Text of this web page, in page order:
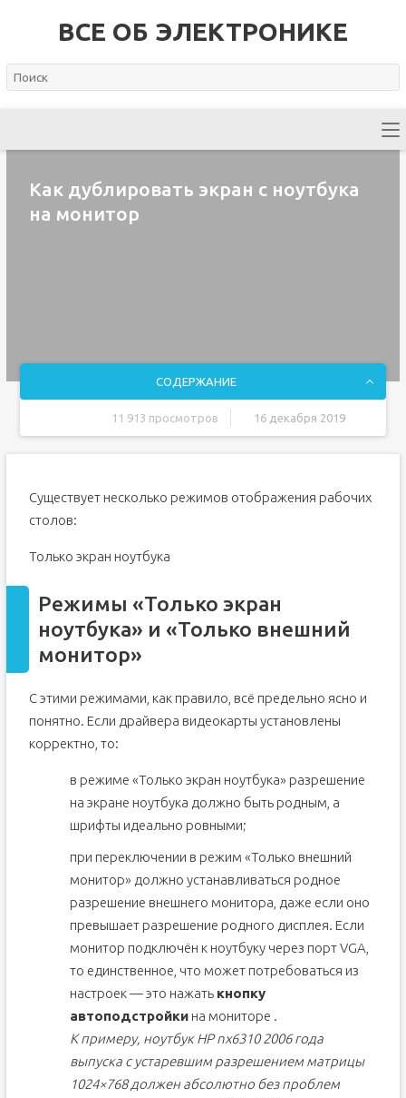
ВСЕ ОБ ЭЛЕКТРОНИКЕ
Как дублировать экран с ноутбука
на монитор
СОДЕРЖАНИЕ
11 913 просмотров 16 декабря 2019
внешнего монитора
1. Режим клонирования (дублирования)
Напрямую кабелем
Средствами системы
Подключаем монитор к ноутбуку через HDMI кабель
Настройка монитора (второго экрана) на ноутбуке с
Windows 10
Существует несколько режимов отображения рабочих
столов:
Только экран ноутбука
Режимы «Только экран
ноутбука» и «Только внешний
монитор»
С этими режимами, как правило, всё предельно ясно и
понятно. Если драйвера видеокарты установлены
корректно, то:
в режиме «Только экран ноутбука» разрешение
на экране ноутбука должно быть родным, а
шрифты идеально ровными;
при переключении в режим «Только внешний
монитор» должно устанавливаться родное
разрешение внешнего монитора, даже если оно
превышает разрешение родного дисплея. Если
монитор подключён к ноутбуку через порт VGA,
то единственное, что может потребоваться из
настроек — это нажать кнопку
автоподстройкина мониторе .
К примеру, ноутбук HP nx6310 2006 года
выпуска с устаревшим разрешением матрицы
1024×768 должен абсолютно без проблем